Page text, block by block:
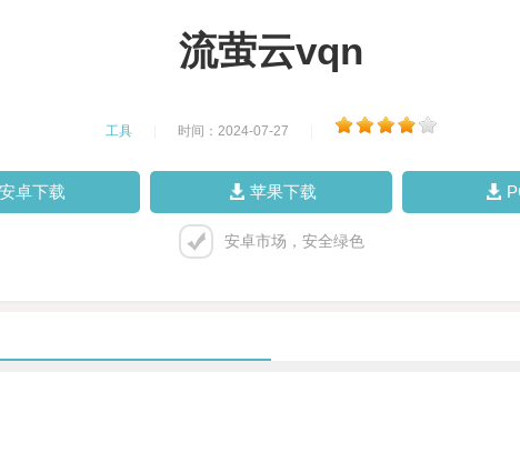
流萤云vqn
工具 时间：2024-07-27
安卓下载 苹果下载
安卓市场，安全绿色